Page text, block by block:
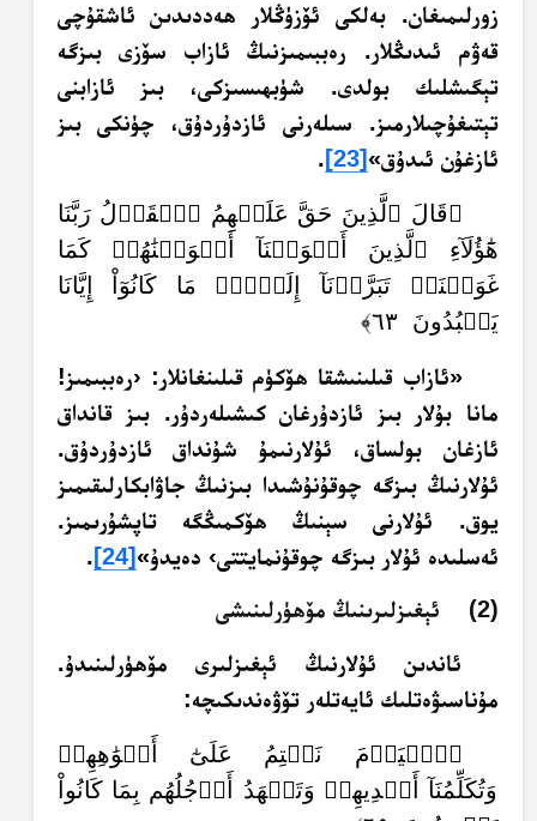
زورلىمىغان. بەلكى ئۆزۈڭلار ھەددىدىن ئاشقۇچى
قەۋم ئىدىڭلار. رەببىمىزنىڭ ئازاب سۆزى بىزگە
تېگىشلىك بولدى. شۈبھىسىزكى، بىز ئازابنى
تېتىغۇچىلارمىز. سىلەرنى ئازدۇردۇق، چۈنكى بىز
ئازغۇن ئىدۇق» [23]
.
﴿قَالَ ٱلَّذِينَ حَقَّ عَلَيۡهِمُ ٱلۡقَوۡلُ رَبَّنَا
هَٰٓؤُلَآءِ ٱلَّذِينَ أَغۡوَيۡنَآ أَغۡوَيۡنَٰهُمۡ كَمَا
غَوَيۡنَاۖ تَبَرَّأۡنَآ إِلَيۡكَۖ مَا كَانُوٓاْ إِيَّانَا
يَعۡبُدُونَ ٦٣﴾
«ئازاب قىلىنىشقا ھۆكۈم قىلىنغانلار: ‹رەببىمىز!
مانا بۇلار بىز ئازدۇرغان كىشىلەردۇر. بىز قانداق
ئازغان بولساق، ئۇلارنىمۇ شۇنداق ئازدۇردۇق.
ئۇلارنىڭ بىزگە چوقۇنۇشىدا بىزنىڭ جاۋابكارلىقىمىز
يوق. ئۇلارنى سېنىڭ ھۆكمىڭگە تاپشۇرىمىز.
ئەسلىدە ئۇلار بىزگە چوقۇنمايتتى› دەيدۇ» [24]
.
(2) ئېغىزلىرىنىڭ مۆھۈرلىنىشى
ئاندىن ئۇلارنىڭ ئېغىزلىرى مۆھۈرلىنىدۇ.
مۇناسىۋەتلىك ئايەتلەر تۆۋەندىكىچە:
﴿ٱلۡيَوۡمَ نَخۡتِمُ عَلَىٰٓ أَفۡوَٰهِهِمۡ
وَتُكَلِّمُنَآ أَيۡدِيهِمۡ وَتَشۡهَدُ أَرۡجُلُهُم بِمَا كَانُواْ